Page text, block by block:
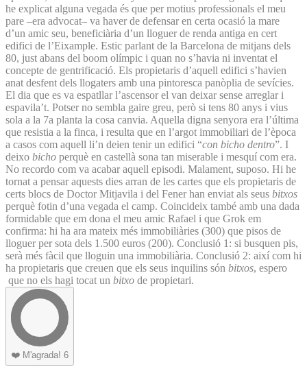
he explicat alguna vegada és que per motius professionals el meu
pare –era advocat– va haver de defensar en certa ocasió la mare
d’un amic seu, beneficiària d’un lloguer de renda antiga en cert
edifici de l’Eixample. Estic parlant de la Barcelona de mitjans dels
80, just abans del boom olímpic i quan no s’havia ni inventat el
concepte de gentrificació. Els propietaris d’aquell edifici s’havien
anat desfent dels llogaters amb una pintoresca panòplia de sevícies.
El dia que es va espatllar l’ascensor el van deixar sense arreglar i
espavila’t. Potser no sembla gaire greu, però si tens 80 anys i vius
sola a la 7a planta la cosa canvia. Aquella digna senyora era l’última
que resistia a la finca, i resulta que en l’argot immobiliari de l’època
a casos com aquell li’n deien tenir un edifici “con bicho dentro”. I
deixo bicho perquè en castellà sona tan miserable i mesquí com era.
No recordo com va acabar aquell episodi. Malament, suposo. Hi he
tornat a pensar aquests dies arran de les cartes que els propietaris de
certs blocs de Doctor Mitjavila i del Fener han enviat als seus bitxos
perquè fotin d’una vegada el camp. Coincideix també amb una dada
formidable que em dona el meu amic Rafael i que Grok em
confirma: hi ha ara mateix més immobiliàries (300) que pisos de
lloguer per sota dels 1.500 euros (200). Conclusió 1: si busquen pis,
serà més fàcil que lloguin una immobiliària. Conclusió 2: així com hi
ha propietaris que creuen que els seus inquilins són bitxos, espero
que no els hagi tocat un bitxo de propietari.
❤️ M'agrada! 6